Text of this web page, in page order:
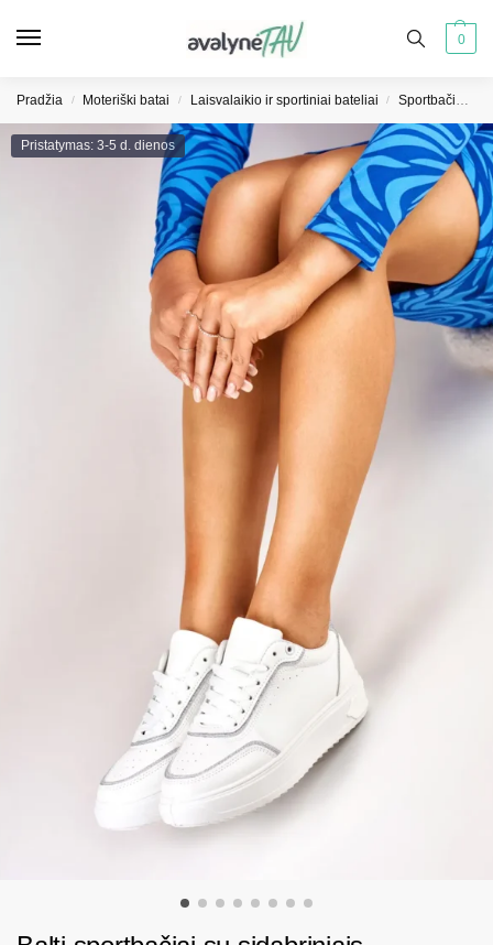
0
Pradžia / Moteriški batai / Laisvalaikio ir sportiniai bateliai / Sportbačiai moterims
Pristatymas: 3-5 d. dienos